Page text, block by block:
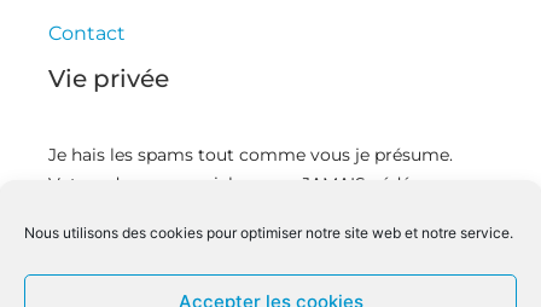
Nous utilisons des cookies pour optimiser notre site web et notre service.
Accepter les cookies
Contact
Vie privée
Je hais les spams tout comme vous je présume.
Votre adresse courriel ne sera JAMAIS cédée ou
articles et des vidéos, offres commerciales,
podcasts, et autres conseils pour vous aider à mieux
gérer votre temps et devenir un leader innovant.